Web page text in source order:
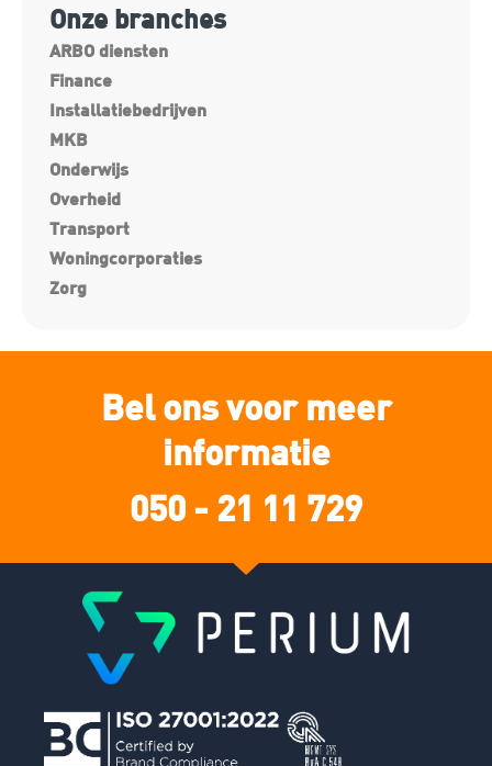
Onze branches
ARBO diensten
Finance
Installatiebedrijven
MKB
Onderwijs
Overheid
Transport
Woningcorporaties
Zorg
Bel ons voor meer
informatie
050 - 21 11 729